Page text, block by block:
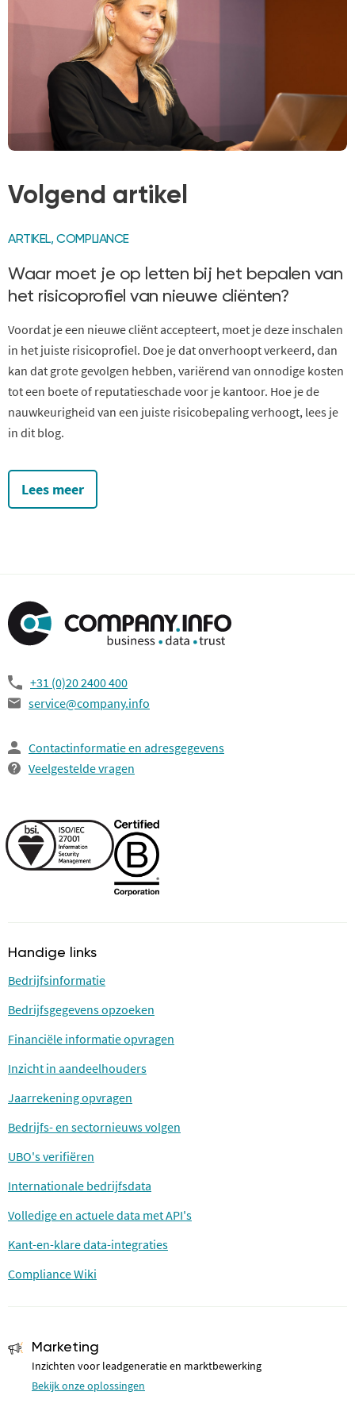
Volgend artikel
ARTIKEL,COMPLIANCE
Waar moet je op letten bij het bepalen van
het risicoprofiel van nieuwe cliënten?
Voordat je een nieuwe cliënt accepteert, moet je deze inschalen
in het juiste risicoprofiel. Doe je dat onverhoopt verkeerd, dan
kan dat grote gevolgen hebben, variërend van onnodige kosten
tot een boete of reputatieschade voor je kantoor. Hoe je de
nauwkeurigheid van een juiste risicobepaling verhoogt, lees je
in dit blog.
Lees meer
+31 (0)20 2400 400
service@company.info
Contactinformatie en adresgegevens
Veelgestelde vragen
Handige links
Bedrijfsinformatie
Bedrijfsgegevens opzoeken
Financiële informatie opvragen
Inzicht in aandeelhouders
Jaarrekening opvragen
Bedrijfs- en sectornieuws volgen
UBO's verifiëren
Internationale bedrijfsdata
Volledige en actuele data met API's
Kant-en-klare data-integraties
Compliance Wiki
Marketing
Inzichten voor leadgeneratie en marktbewerking
Bekijk onze oplossingen